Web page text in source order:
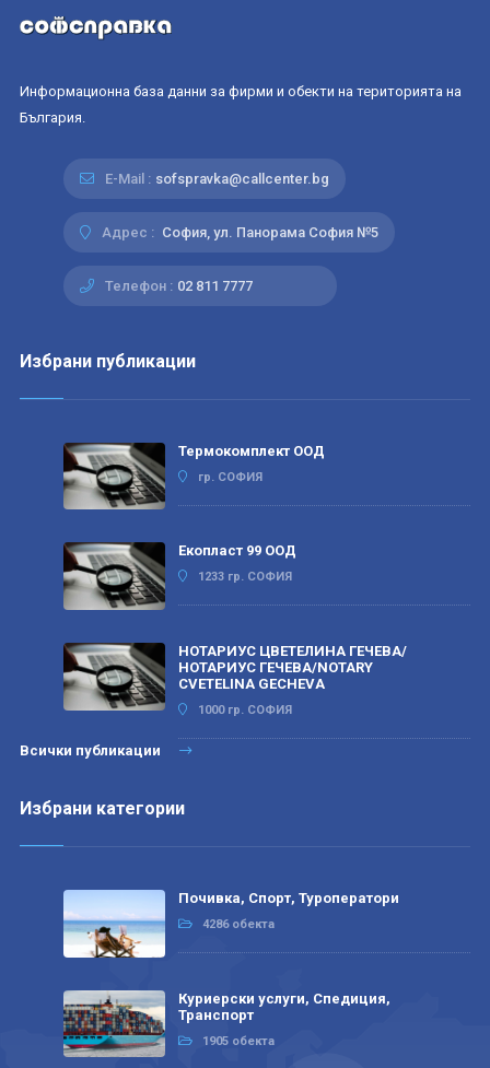
Информационна база данни за фирми и обекти на територията на
България.
E-Mail : sofspravka@callcenter.bg
Адрес : София, ул. Панорама София №5
Телефон : 02 811 7777
Избрани публикации
Термокомплект ООД
гр. СОФИЯ
Екопласт 99 ООД
1233 гр. СОФИЯ
НОТАРИУС ЦВЕТЕЛИНА ГЕЧЕВА/
НОТАРИУС ГЕЧЕВА/NOTARY
CVETELINA GECHEVA
1000 гр. СОФИЯ
Всички публикации
Избрани категории
Почивка, Спорт, Туроператори
4286 обекта
Куриерски услуги, Спедиция,
Транспорт
1905 обекта